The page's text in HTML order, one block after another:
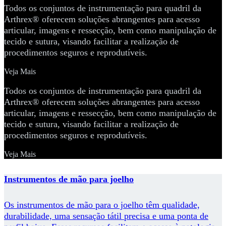
Todos os conjuntos de instrumentação para quadril da
Arthrex® oferecem soluções abrangentes para acesso
articular, imagens e ressecção, bem como manipulação de
tecido e sutura, visando facilitar a realização de
procedimentos seguros e reprodutíveis.
Veja Mais
Todos os conjuntos de instrumentação para quadril da
Arthrex® oferecem soluções abrangentes para acesso
articular, imagens e ressecção, bem como manipulação de
tecido e sutura, visando facilitar a realização de
procedimentos seguros e reprodutíveis.
Veja Mais
Instrumentos de mão para joelho
Os instrumentos de mão para o joelho têm qualidade,
durabilidade, uma sensação tátil precisa e uma ponta de